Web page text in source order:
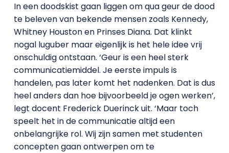
In een doodskist gaan liggen om qua geur de dood
te beleven van bekende mensen zoals Kennedy,
Whitney Houston en Prinses Diana. Dat klinkt
nogal luguber maar eigenlijk is het hele idee vrij
onschuldig ontstaan. ‘Geur is een heel sterk
communicatiemiddel. Je eerste impuls is
handelen, pas later komt het nadenken. Dat is dus
heel anders dan hoe bijvoorbeeld je ogen werken’,
legt docent Frederick Duerinck uit. ‘Maar toch
speelt het in de communicatie altijd een
onbelangrijke rol. Wij zijn samen met studenten
concepten gaan ontwerpen om te